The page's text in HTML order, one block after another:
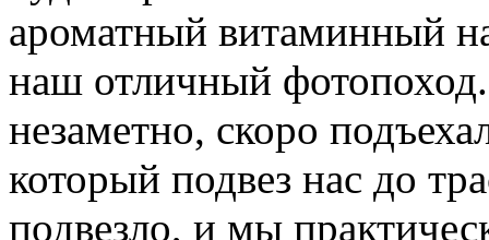
ароматный витаминный
наш отличный
незаметно, скоро
который подвез нас до
подвезло, и мы